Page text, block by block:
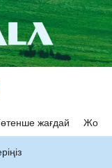
жағдай Жол